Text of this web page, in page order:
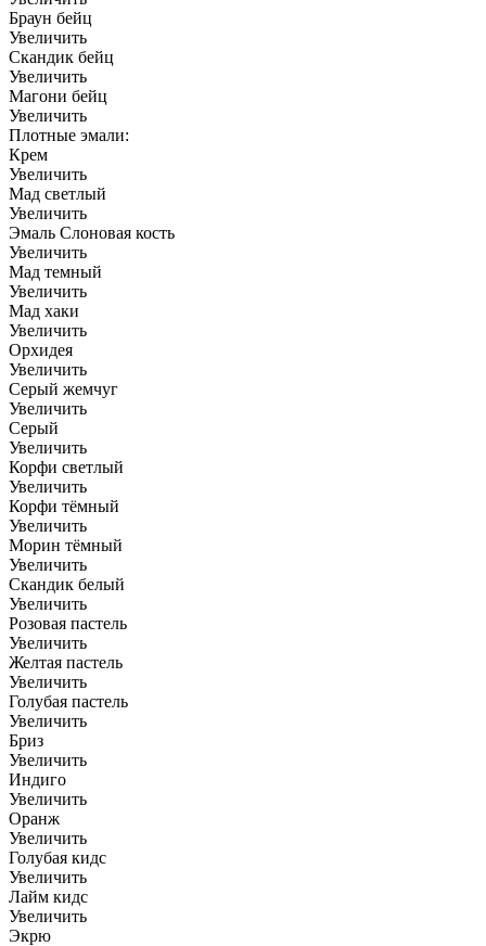
Браун бейц
Увеличить
Скандик бейц
Увеличить
Магони бейц
Увеличить
Плотные эмали:
Крем
Увеличить
Мад светлый
Увеличить
Эмаль Слоновая кость
Увеличить
Мад темный
Увеличить
Мад хаки
Увеличить
Орхидея
Увеличить
Серый жемчуг
Увеличить
Серый
Увеличить
Корфи светлый
Увеличить
Корфи тёмный
Увеличить
Морин тёмный
Увеличить
Скандик белый
Увеличить
Розовая пастель
Увеличить
Желтая пастель
Увеличить
Голубая пастель
Увеличить
Бриз
Увеличить
Индиго
Увеличить
Оранж
Увеличить
Голубая кидс
Увеличить
Лайм кидс
Увеличить
Экрю